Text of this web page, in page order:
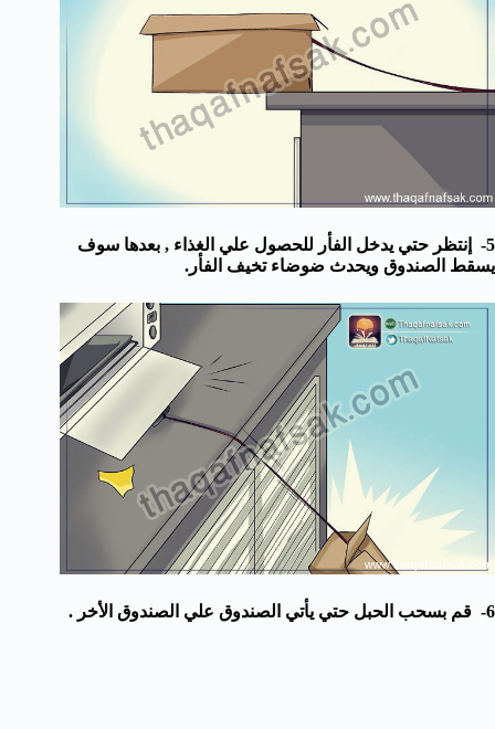
5- إنتظر حتي يدخل الفأر للحصول علي الغذاء , بعدها سوف
يسقط الصندوق ويحدث ضوضاء تخيف الفأر.
6- قم بسحب الحبل حتي يأتي الصندوق علي الصندوق الأخر .